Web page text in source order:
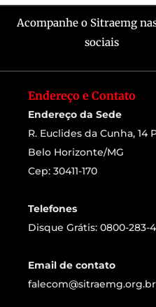
Acompanhe o Sitraemg
sociais
Endereço e Contato
Endereço da Sede
R. Euclides da Cunha, 14
Belo Horizonte/MG
Cep: 30411-170
Telefones
Disque Grátis: 0800-283-
Email de contato
falecom@sitraemg.org.br